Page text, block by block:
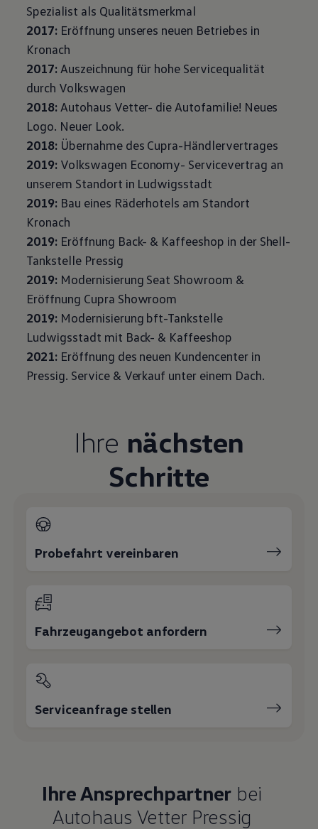
Spezialist als Qualitätsmerkmal
2017: Eröffnung unseres neuen Betriebes in
Kronach
2017: Auszeichnung für hohe Servicequalität
durch Volkswagen
2018: Autohaus Vetter- die Autofamilie! Neues
Logo. Neuer Look.
2018: Übernahme des Cupra-Händlervertrages
2019: Volkswagen Economy- Servicevertrag an
unserem Standort in Ludwigsstadt
2019: Bau eines Räderhotels am Standort
Kronach
2019: Eröffnung Back- & Kaffeeshop in der Shell-
Tankstelle Pressig
2019: Modernisierung Seat Showroom &
Eröffnung Cupra Showroom
2019: Modernisierung bft-Tankstelle
Ludwigsstadt mit Back- & Kaffeeshop
2021: Eröffnung des neuen Kundencenter in
Pressig. Service& Verkauf unter einem Dach.
Ihre nächsten
Schritte
Probefahrt vereinbaren
Fahrzeugangebot anfordern
Serviceanfrage stellen
Ihre Ansprechpartner bei
Autohaus Vetter Pressig